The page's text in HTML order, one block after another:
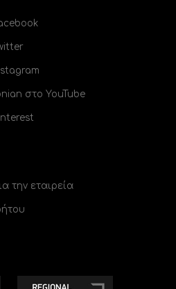
στο YouTube
την εταιρεία